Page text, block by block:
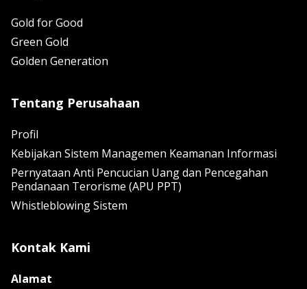
Gold for Good
Green Gold
Golden Generation
Tentang Perusahaan
Profil
Kebijakan Sistem Managemen Keamanan Informasi
Pernyataan Anti Pencucian Uang dan Pencegahan
Pendanaan Terorisme (APU PPT)
Whistleblowing Sistem
Kontak Kami
Alamat